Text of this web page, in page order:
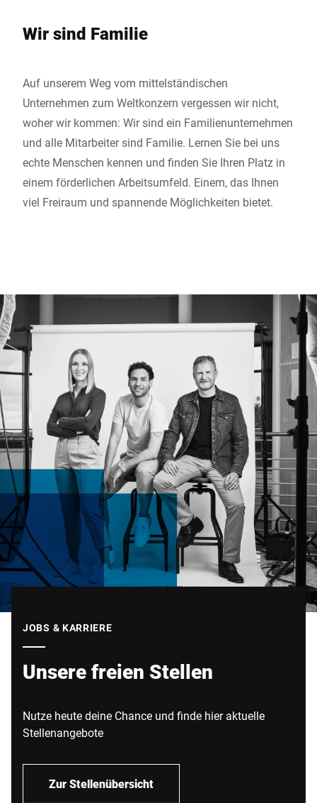
Wir sind Familie
Auf unserem Weg vom mittelständischen
Unternehmen zum Weltkonzern vergessen wir nicht,
woher wir kommen: Wir sind ein Familienunternehmen
und alle Mitarbeiter sind Familie. Lernen Sie bei uns
echte Menschen kennen und finden Sie Ihren Platz in
einem förderlichen Arbeitsumfeld. Einem, das Ihnen
viel Freiraum und spannende Möglichkeiten bietet.
JOBS & KARRIERE
Unsere freien Stellen
Nutze heute deine Chance und finde hier aktuelle
Stellenangebote
Zur Stellenübersicht